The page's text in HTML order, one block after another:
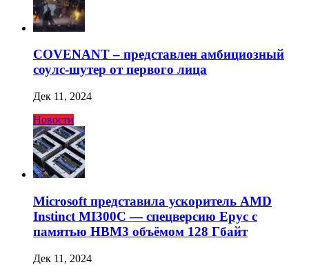
COVENANT – представлен амбициозный
соулс-шутер от первого лица
Дек 11, 2024
Новости
Microsoft представила ускоритель AMD
Instinct MI300C — спецверсию Epyc с
памятью HBM3 объёмом 128 Гбайт
Дек 11, 2024